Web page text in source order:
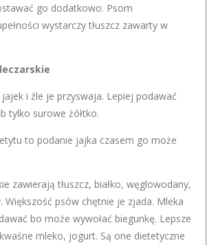
go dodatkowo. Psom
wystarczy tłuszcz zawarty w
i źle je przyswaja. Lepiej podawać
tylko surowe żółtko.
to podanie jajka czasem go może
zawierają tłuszcz, białko, węglowodany,
Większość psów chętnie je zjada. Mleka
bo może wywołać biegunkę. Lepsze
mleko, jogurt. Są one dietetyczne